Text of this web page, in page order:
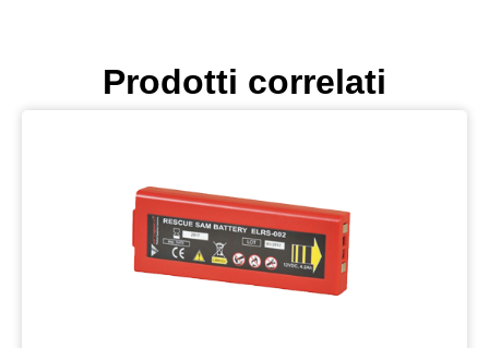
Prodotti correlati